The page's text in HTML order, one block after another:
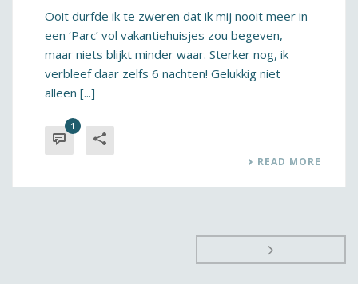
Ooit durfde ik te zweren dat ik mij nooit meer in
een ‘Parc’ vol vakantiehuisjes zou begeven,
maar niets blijkt minder waar. Sterker nog, ik
verbleef daar zelfs 6 nachten! Gelukkig niet
alleen [...]
1
READ MORE